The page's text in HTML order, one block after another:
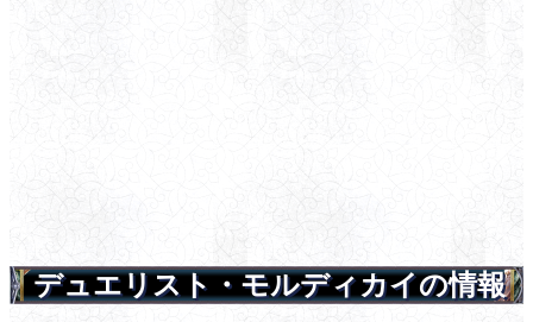
デュエリスト・モルディカイの情報